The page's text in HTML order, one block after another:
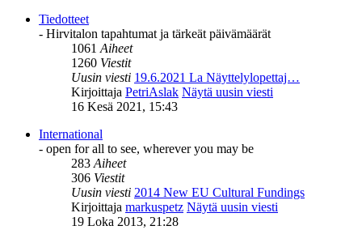
Tiedotteet
- Hirvitalon tapahtumat ja tärkeät päivämäärät
1061Aiheet
1260 Viestit
Uusin viesti 19.6.2021 La Näyttelylopettaj…
Kirjoittaja PetriAslak Näytä uusin viesti
16 Kesä 2021, 15:43
International
- open for all to see, wherever you may be
283Aiheet
306 Viestit
Uusin viesti 2014 New EU Cultural Fundings
Kirjoittaja markuspetz Näytä uusin viesti
19 Loka 2013, 21:28